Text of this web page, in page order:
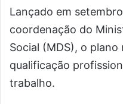
Lançado em
coordenação do
Social (MDS), o
qualificação
trabalho.